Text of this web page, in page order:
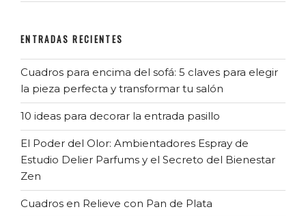
ENTRADAS RECIENTES
Cuadros para encima del sofá: 5 claves para elegir
la pieza perfecta y transformar tu salón
10 ideas para decorar la entrada pasillo
El Poder del Olor: Ambientadores Espray de
Estudio Delier Parfums y el Secreto del Bienestar
Zen
Cuadros en Relieve con Pan de Plata